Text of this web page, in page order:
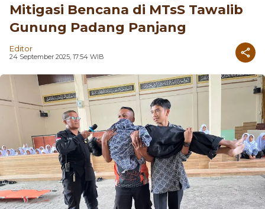
Mitigasi Bencana di MTsS Tawalib
Gunung Padang Panjang
Editor
24 September 2025, 17:54 WIB